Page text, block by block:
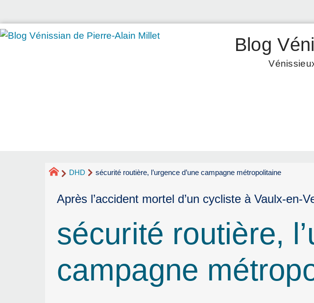
Blog
DHD sécurité routière, l’urgence d’une campagne métropolitaine
Après l’accident mortel d’un cycliste à Vaulx-en-
sécurité routière,
campagne